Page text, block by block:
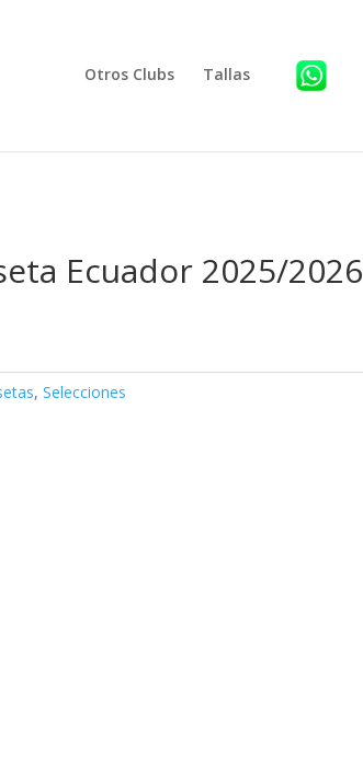
Otros Clubs Tallas
Ecuador 2025/2026
, Selecciones